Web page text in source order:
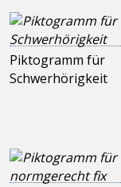
Piktogramm für
Schwerhörigkeit